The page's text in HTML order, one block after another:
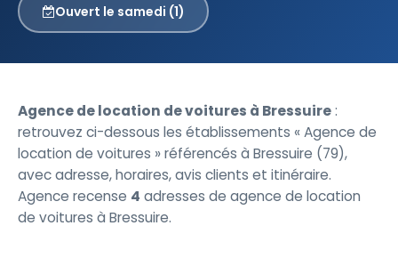
Ouvert le samedi (1)
Agence de location de voitures à Bressuire:
retrouvez ci-dessous les établissements « Agence de
location de voitures » référencés à Bressuire (79),
avec adresse, horaires, avis clients et itinéraire.
Agence recense 4 adresses de agence de location
de voitures à Bressuire.